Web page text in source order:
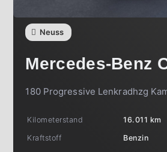
Neuss
Mercedes-Benz
180 Progressive Lenkradhzg
Kilometerstand
16.011 km
Kraftstoff
Benzin